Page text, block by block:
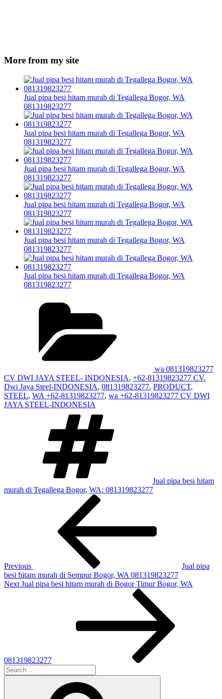
More from my site
Jual pipa besi hitam murah di Tegallega Bogor, WA
081319823277
Jual pipa besi hitam murah di Tegallega Bogor, WA
081319823277
Jual pipa besi hitam murah di Tegallega Bogor, WA
081319823277
Jual pipa besi hitam murah di Tegallega Bogor, WA
081319823277
Jual pipa besi hitam murah di Tegallega Bogor, WA
081319823277
Jual pipa besi hitam murah di Tegallega Bogor, WA
081319823277
wa 081319823277
CV DWI JAYA STEEL- INDONESIA, +62-81319823277 CV.
Dwi Jaya Steel-INDONESIA, 081319823277, PRODUCT,
STEEL, WA +62-81319823277, wa +62-81319823277 CV DWI
JAYA STEEL-INDONESIA
Jual pipa besi hitam
murah di Tegallega Bogor, WA: 081319823277
Previous
Jual pipa
besi hitam murah di Sempur Bogor, WA 081319823277
Next
Next Jual pipa besi hitam murah di Bogor Timur Bogor, WA
081319823277
Search
for: